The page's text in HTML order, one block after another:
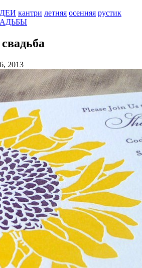
кантри летняя осенняя рустик
2013